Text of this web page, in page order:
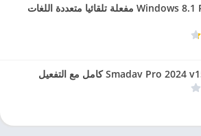
تحميل Windows 8.1 Pro مفعلة تلقائيا متعددة اللغات